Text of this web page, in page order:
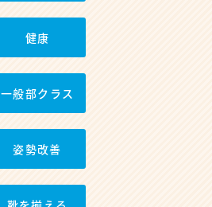
健康
一般部クラス
姿勢改善